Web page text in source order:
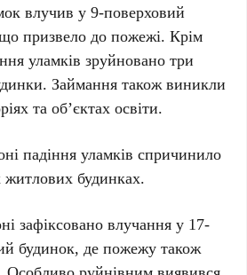
влучив у9-поверховий
призвело до пожежі. Крім
уламків зруйнованотри
. Займання також виникли
та об’єктах освіти.
падіння уламків спричинило
будинках.
зафіксовано влучання у 17-
будинок, де пожежу також